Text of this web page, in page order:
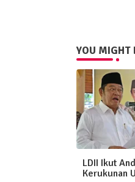
YOU MIGHT
LDII Ikut
Kerukunan